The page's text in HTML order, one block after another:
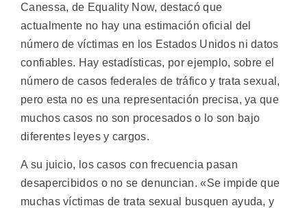
Canessa, de Equality Now, destacó que
actualmente no hay una estimación oficial del
número de víctimas en los Estados Unidos ni datos
confiables. Hay estadísticas, por ejemplo, sobre el
número de casos federales de tráfico y trata sexual,
pero esta no es una representación precisa, ya que
muchos casos no son procesados ​​o lo son bajo
diferentes leyes y cargos.
A su juicio, los casos con frecuencia pasan
desapercibidos o no se denuncian. «Se impide que
muchas víctimas de trata sexual busquen ayuda, y